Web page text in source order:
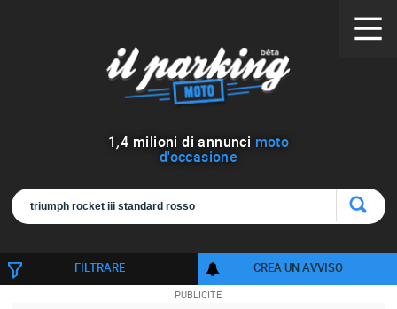
1,4 milioni di annunci moto
d'occasione
FILTRARE CREA UN AVVISO